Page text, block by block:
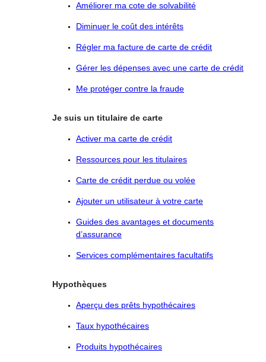
Améliorer ma cote de solvabilité
Diminuer le coût des intérêts
Régler ma facture de carte de crédit
Gérer les dépenses avec une carte de crédit
Me protéger contre la fraude
Je suis un titulaire de carte
Activer ma carte de crédit
Ressources pour les titulaires
Carte de crédit perdue ou volée
Ajouter un utilisateur à votre carte
Guides des avantages et documents
d’assurance
Services complémentaires facultatifs
Hypothèques
Aperçu des prêts hypothécaires
Taux hypothécaires
Produits hypothécaires